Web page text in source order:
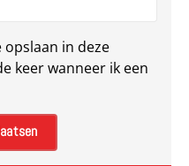
opslaan in deze
keer wanneer ik een